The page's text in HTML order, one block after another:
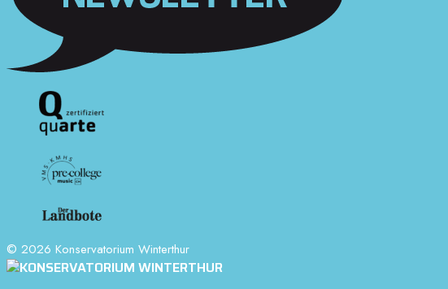
© 2026 Konservatorium Winterthur